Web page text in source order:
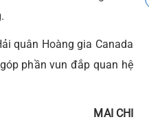
quân Hoàng gia Canada
phần vun đắp quan hệ
MAI CHI